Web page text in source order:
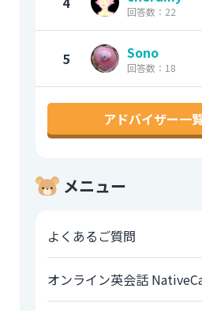
回答数：22
5 Sono
回答数：18
アドバイザー一
メニュー
よくあるご質問
オンライン英会話